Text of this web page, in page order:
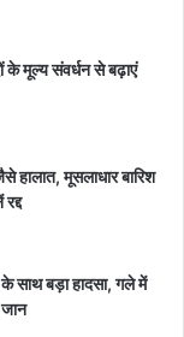
के मूल्य संवर्धन से बढ़ाएं
हालात, मूसलाधार बारिश
साथ बड़ा हादसा, गले में